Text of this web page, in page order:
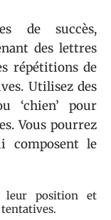
de succès,
des lettres
répétitions de
Utilisez des
‘chien’ pour
Vous pourrez
composent le
leur position et